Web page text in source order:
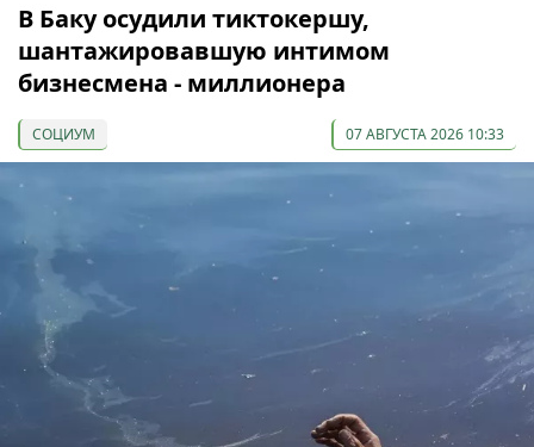
В Баку осудили тиктокершу,
шантажировавшую интимом
бизнесмена - миллионера
СОЦИУМ 07 АВГУСТА 2026 10:33